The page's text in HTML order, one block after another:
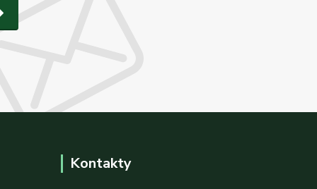
Kontakty